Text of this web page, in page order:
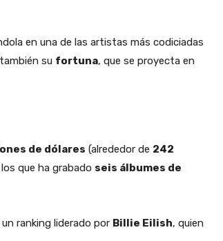
en una de las artistas más codiciadas
su fortuna, que se proyecta en
de dólares (alrededor de 242
que ha grabado seis álbumes de
ranking liderado por Billie Eilish, quien